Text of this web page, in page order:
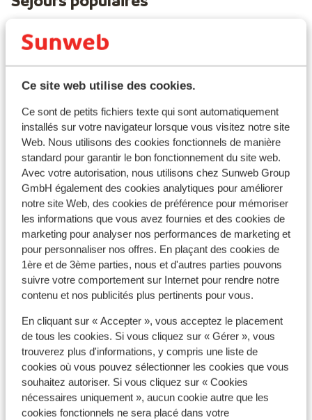
Ce site web utilise des cookies.
Ce sont de petits fichiers texte qui sont automatiquement
installés sur votre navigateur lorsque vous visitez notre site
Web. Nous utilisons des cookies fonctionnels de manière
standard pour garantir le bon fonctionnement du site web.
Avec votre autorisation, nous utilisons chez Sunweb Group
GmbH également des cookies analytiques pour améliorer
notre site Web, des cookies de préférence pour mémoriser
les informations que vous avez fournies et des cookies de
marketing pour analyser nos performances de marketing et
pour personnaliser nos offres. En plaçant des cookies de
1ère et de 3ème parties, nous et d'autres parties pouvons
suivre votre comportement sur Internet pour rendre notre
contenu et nos publicités plus pertinents pour vous.
En cliquant sur « Accepter », vous acceptez le placement
de tous les cookies. Si vous cliquez sur « Gérer », vous
trouverez plus d'informations, y compris une liste de
cookies où vous pouvez sélectionner les cookies que vous
souhaitez autoriser. Si vous cliquez sur « Cookies
nécessaires uniquement », aucun cookie autre que les
cookies fonctionnels ne sera placé dans votre
8 Excellent
Résidence Club MMV L'Altaviva
Tignes Val d'Isère-Tignes
France
A 300m du centre
Accès direct aux pistes
Clubs enfants & ados
Espace bien-être
Sam. 28 Nov. - Sam. 5 Déc.
Logement seul 2pers.
prix p.p. à partir de
736 €
Voir